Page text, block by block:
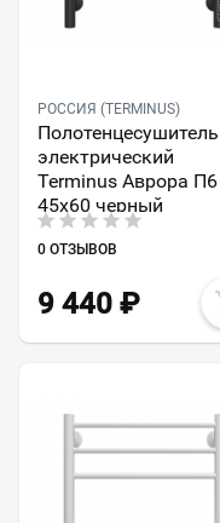
РОССИЯ (TERMINUS)
Полотенцесушитель
электрический
Terminus Аврора П6
45х60 черный
0 ОТЗЫВОВ
9 440 ₽